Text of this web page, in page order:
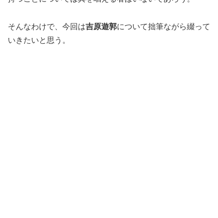
そんなわけで、今回は吉原遊郭について拙筆ながら綴って
いきたいと思う。